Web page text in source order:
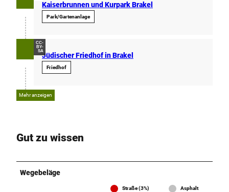
Kaiserbrunnen und Kurpark Brakel
Park/Gartenanlage
CC-
BY-
SA
Jüdischer Friedhof in Brakel
Friedhof
Mehr anzeigen
Gut zu wissen
Wegebeläge
Straße (3%)
Asphalt